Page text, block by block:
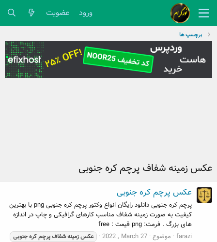
ورود عضویت
برچسپ ها
عکس زمینه شفاف پرچم کره جنوبی
عکس پرچم کره جنوبی
پرچم کره جنوبی دانلود رایگان انواع وکتور پرچم کره جنوبی png با بهترین
کیفیت به صورت زمینه شفاف مناسب کارهای گرافیکی و چاپ در اندازه
های بزرگ . فرمت: png قیمت : free
farazi موضوع 2022 , March 27 عکسزمینهشفافپرچمکرهجنوبی